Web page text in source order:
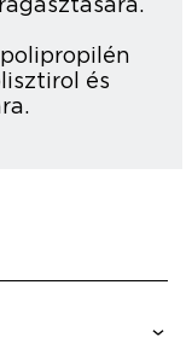
és